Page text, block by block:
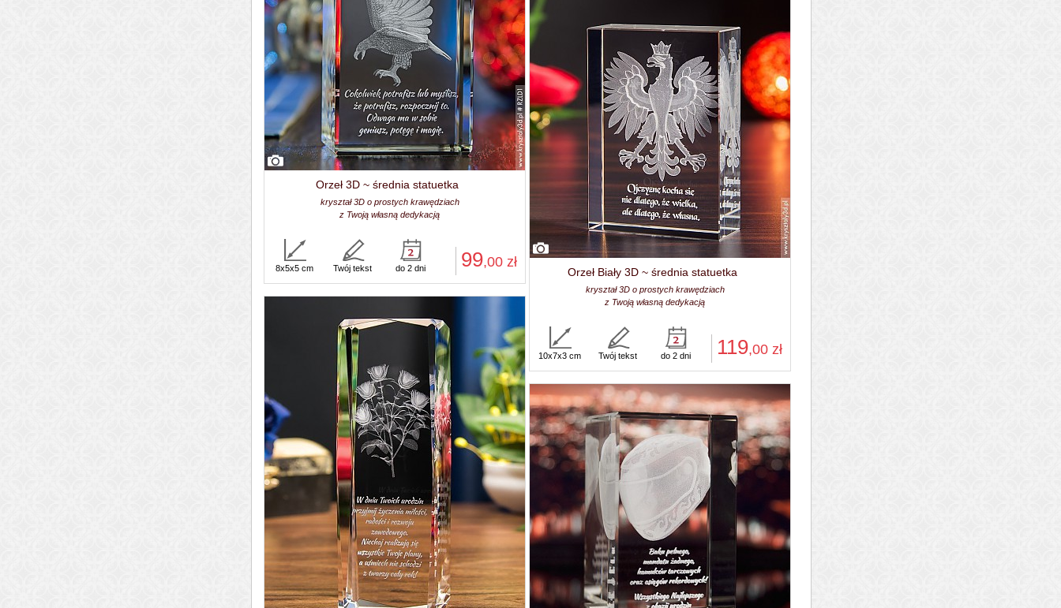
Orzeł 3D ~ średnia statuetka
kryształ 3D o prostych krawędziach
z Twoją własną dedykacją
99,00zł
8x5x5 cm Twój tekst do 2 dni Orzeł Biały 3D ~ średnia statuetka
kryształ 3D o prostych krawędziach
z Twoją własną dedykacją
119,00zł
10x7x3 cm Twój tekst do 2 dni